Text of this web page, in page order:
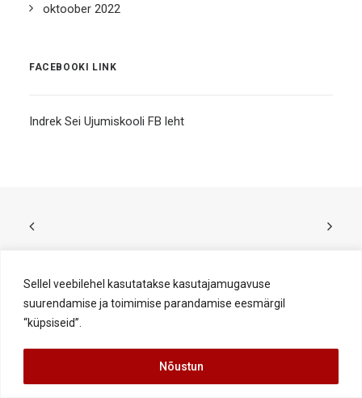
Sellel veebilehel kasutatakse kasutajamugavuse
suurendamise ja toimimise parandamise eesmärgil
“küpsiseid”.
Nõustun
oktoober 2022
FACEBOOKI LINK
Indrek Sei Ujumiskooli FB leht
KIRJUTA MEILE
Ees- ja perekonnanimi*